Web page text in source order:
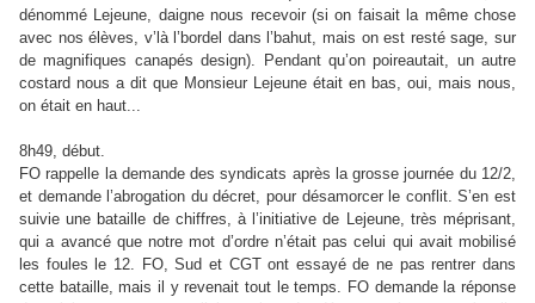
dénommé Lejeune, daigne nous recevoir (si on faisait la même chose
avec nos élèves, v’là l’bordel dans l’bahut, mais on est resté sage, sur
de magnifiques canapés design). Pendant qu’on poireautait, un autre
costard nous a dit que Monsieur Lejeune était en bas, oui, mais nous,
on était en haut...
8h49, début.
FO rappelle la demande des syndicats après la grosse journée du 12/2,
et demande l’abrogation du décret, pour désamorcer le conflit. S’en est
suivie une bataille de chiffres, à l’initiative de Lejeune, très méprisant,
qui a avancé que notre mot d’ordre n’était pas celui qui avait mobilisé
les foules le 12. FO, Sud et CGT ont essayé de ne pas rentrer dans
cette bataille, mais il y revenait tout le temps. FO demande la réponse